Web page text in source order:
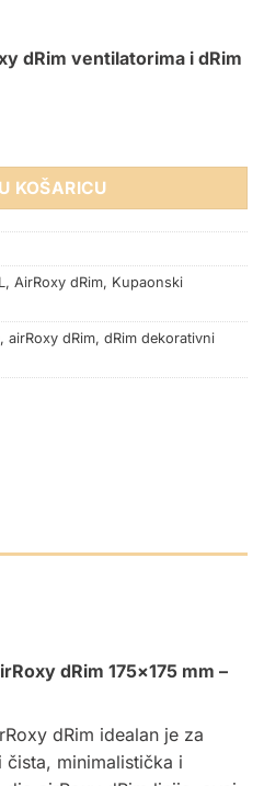
dRim ventilatorima i dRim
ZA dRim VENTILATOR BIJELI
KOŠARICU
, AirRoxy dRim, Kupaonski
, airRoxy dRim, dRim dekorativni
dRim 175×175 mm –
dRim idealan je za
minimalistička i